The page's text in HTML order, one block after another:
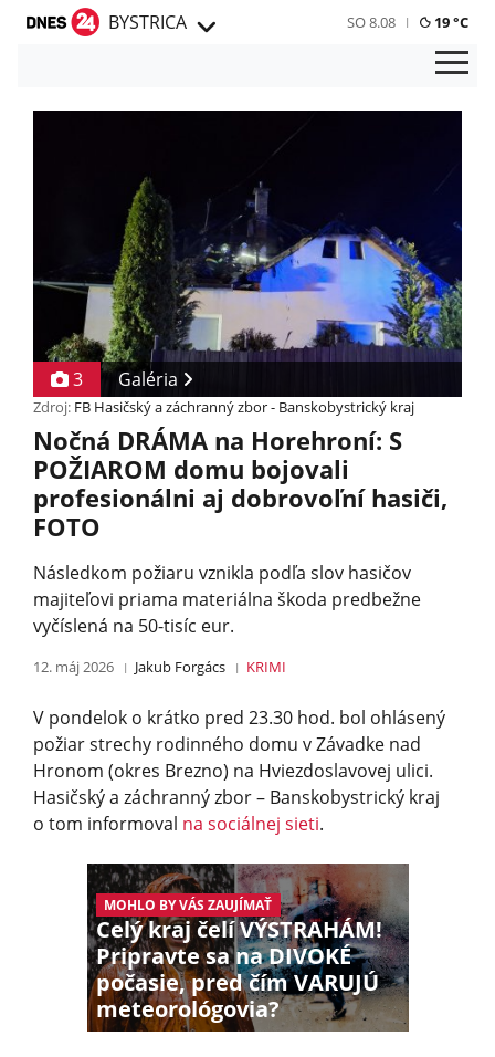
BYSTRICA SO 8.08 19 °C
3 Galéria
Zdroj: FB Hasičský a záchranný zbor - Banskobystrický kraj
Nočná DRÁMA na Horehroní: S
POŽIAROM domu bojovali
profesionálni aj dobrovoľní hasiči,
FOTO
Následkom požiaru vznikla podľa slov hasičov
majiteľovi priama materiálna škoda predbežne
vyčíslená na 50-tisíc eur.
12. máj 2026 Jakub Forgács KRIMI
V pondelok o krátko pred 23.30 hod. bol ohlásený
požiar strechy rodinného domu v Závadke nad
Hronom (okres Brezno) na Hviezdoslavovej ulici.
Hasičský a záchranný zbor – Banskobystrický kraj
o tom informoval na sociálnej sieti.
MOHLO BY VÁS ZAUJÍMAŤ
Celý kraj čelí VÝSTRAHÁM!
Pripravte sa na DIVOKÉ
počasie, pred čím VARUJÚ
meteorológovia?